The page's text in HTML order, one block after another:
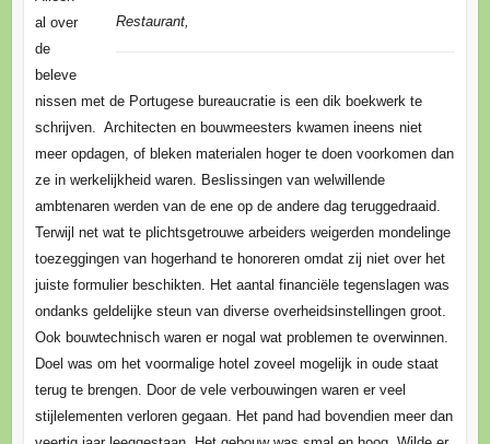
Restaurant,
al over
de
beleve
nissen met de Portugese bureaucratie is een dik boekwerk te
schrijven. Architecten en bouwmeesters kwamen ineens niet
meer opdagen, of bleken materialen hoger te doen voorkomen dan
ze in werkelijkheid waren. Beslissingen van welwillende
ambtenaren werden van de ene op de andere dag teruggedraaid.
Terwijl net wat te plichtsgetrouwe arbeiders weigerden mondelinge
toezeggingen van hogerhand te honoreren omdat zij niet over het
juiste formulier beschikten. Het aantal financiële tegenslagen was
ondanks geldelijke steun van diverse overheidsinstellingen groot.
Ook bouwtechnisch waren er nogal wat problemen te overwinnen.
Doel was om het voormalige hotel zoveel mogelijk in oude staat
terug te brengen. Door de vele verbouwingen waren er veel
stijlelementen verloren gegaan. Het pand had bovendien meer dan